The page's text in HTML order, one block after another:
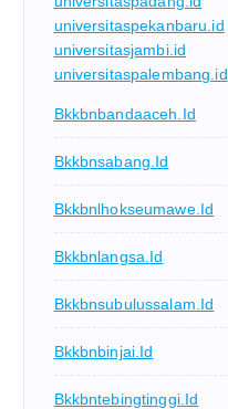
universitaspekanbaru.id
universitasjambi.id
universitaspalembang.id
Bkkbnbandaaceh.id
Bkkbnsabang.id
Bkkbnlhokseumawe.id
Bkkbnlangsa.id
Bkkbnsubulussalam.id
Bkkbnbinjai.id
Bkkbntebingtinggi.id